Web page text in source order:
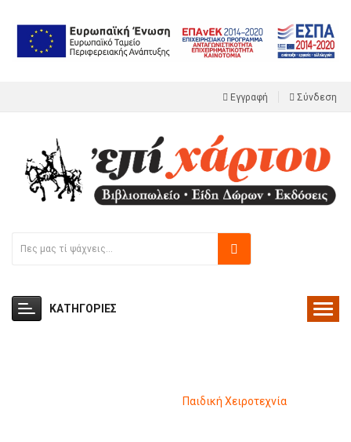
Εγγραφή Σύνδεση
ΚΑΤΗΓΟΡΙΕΣ
Παιδική Χειροτεχνία